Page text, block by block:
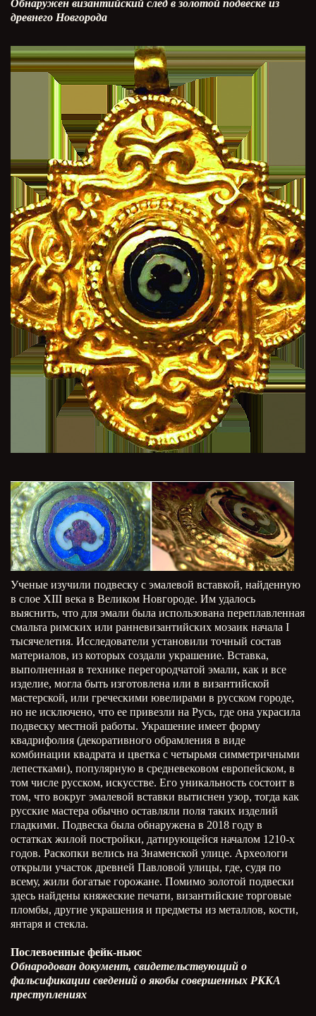
Обнаружен византийский след в золотой подвеске из
древнего Новгорода
Ученые изучили подвеску с эмалевой вставкой, найденную
в слое XIII века в Великом Новгороде. Им удалось
выяснить, что для эмали была использована переплавленная
смальта римских или ранневизантийских мозаик начала I
тысячелетия. Исследователи установили точный состав
материалов, из которых создали украшение. Вставка,
выполненная в технике перегородчатой эмали, как и все
изделие, могла быть изготовлена или в византийской
мастерской, или греческими ювелирами в русском городе,
но не исключено, что ее привезли на Русь, где она украсила
подвеску местной работы. Украшение имеет форму
квадрифолия (декоративного обрамления в виде
комбинации квадрата и цветка с четырьмя симметричными
лепестками), популярную в средневековом европейском, в
том числе русском, искусстве. Его уникальность состоит в
том, что вокруг эмалевой вставки вытиснен узор, тогда как
русские мастера обычно оставляли поля таких изделий
гладкими. Подвеска была обнаружена в 2018 году в
остатках жилой постройки, датирующейся началом 1210-х
годов. Раскопки велись на Знаменской улице. Археологи
открыли участок древней Павловой улицы, где, судя по
всему, жили богатые горожане. Помимо золотой подвески
здесь найдены княжеские печати, византийские торговые
пломбы, другие украшения и предметы из металлов, кости,
янтаря и стекла.
Послевоенные фейк-ньюс
Обнародован документ, свидетельствующий о
фальсификации сведений о якобы совершенных РККА
преступлениях